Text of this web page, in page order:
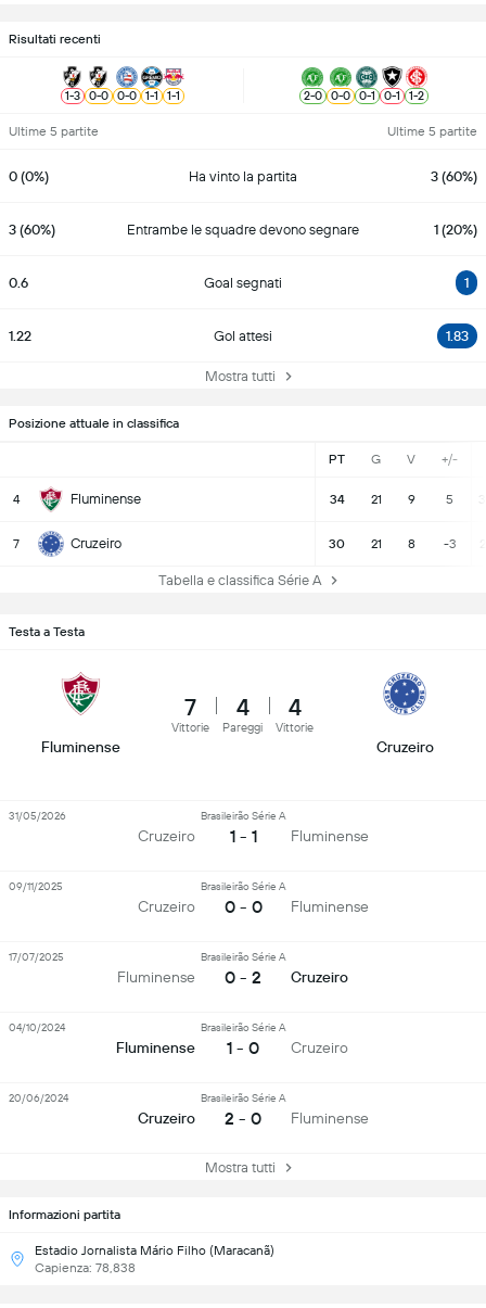
Risultati recenti
1-3 0-0 0-0 1-1 1-1 2-0 0-0 0-1 0-1 1-2
Ultime 5 partite Ultime 5 partite
0 (0%) Ha vinto la partita 3 (60%)
3 (60%) Entrambe le squadre devono segnare 1 (20%)
0.6 Goal segnati 1
1.22 Gol attesi 1.83
Mostra tutti
Posizione attuale in classifica
PT G V +/-
4 Fluminense 34 21 9 5
7 Cruzeiro 30 21 8 -3
Tabella e classifica Série A
Informazioni partita
Estadio Jornalista Mário Filho (Maracanã)
Capienza: 78,838
Testa a Testa
Fluminense
7
Vittorie
4
Pareggi
4
Vittorie
Cruzeiro
Cruzeiro
Brasileirão Série A
1 - 1 Fluminense
31/05/2026
Cruzeiro
Brasileirão Série A
0 - 0 Fluminense
09/11/2025
Fluminense
Brasileirão Série A
0 - 2 Cruzeiro
17/07/2025
Fluminense
Brasileirão Série A
1 - 0 Cruzeiro
04/10/2024
Cruzeiro
Brasileirão Série A
2 - 0 Fluminense
20/06/2024
Mostra tutti